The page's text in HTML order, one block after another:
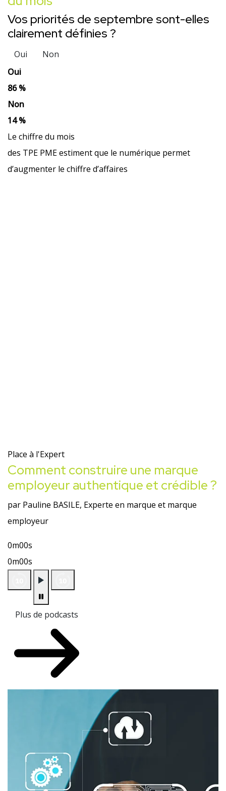
Vos priorités de septembre sont-elles
clairement définies ?
Oui
Non
Oui
86 %
Non
14 %
Le chiffre du mois
des TPE PME estiment que le numérique permet
d’augmenter le chiffre d’affaires
Place à l'Expert
Comment construire une marque
employeur authentique et crédible ?
par Pauline BASILE, Experte en marque et marque
employeur
0m00s
0m00s
Plus de podcasts